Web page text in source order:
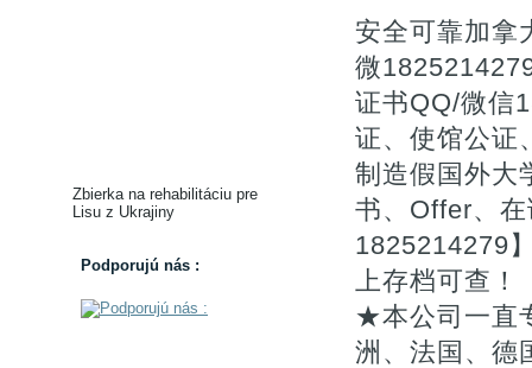
Zbierka na rehabilitáciu pre
Lisu z Ukrajiny
Podporujú nás :
安全可靠加拿
微
证书QQ/微信
证、使馆公证
制造假国外大
书、Offer、
1825214279
上存档可查！
★本公司一直
洲、法国、德